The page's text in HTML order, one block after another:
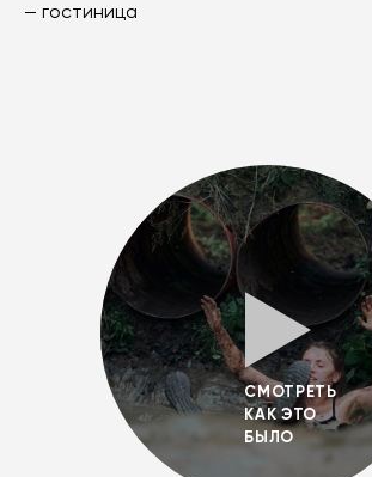
— гостиница
СМОТРЕТЬ
КАК ЭТО
БЫЛО